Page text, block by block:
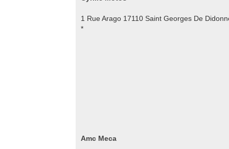
1 Rue Arago 17110 Saint Georges De
*
Amc Meca